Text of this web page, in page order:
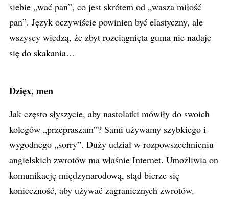
siebie „wać pan”, co jest skrótem od „wasza miłość
pan”. Język oczywiście powinien być elastyczny, ale
wszyscy wiedzą, że zbyt rozciągnięta guma nie nadaje
się do skakania…
Dzięx, men
Jak często słyszycie, aby nastolatki mówiły do swoich
kolegów „przepraszam”? Sami używamy szybkiego i
wygodnego „sorry”. Duży udział w rozpowszechnieniu
angielskich zwrotów ma właśnie Internet. Umożliwia on
komunikację międzynarodową, stąd bierze się
konieczność, aby używać zagranicznych zwrotów.